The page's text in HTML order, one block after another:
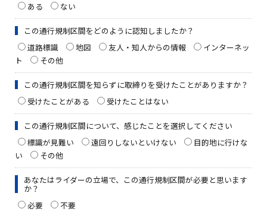
ある
ない
この通行規制区間をどのように認知しましたか？
道路標識
地図 友人・知人からの情報
インターネッ
ト
その他
この通行規制区間を知らずに取締りを受けたことがありますか？
受けたことがある
受けたことはない
この通行規制区間について、感じたことを選択してください
標識が見難い
遠回りしないといけない
目的地に行けな
い
その他
あなたはライダーの立場で、この通行規制区間が必要と思います
か？
必要
不要